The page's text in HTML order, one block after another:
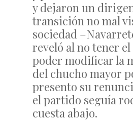
y dejaron un
transición no mal
sociedad
reveló al no tener
poder modificar la
del chucho mayor
presento su
el partido seguía
cuesta abajo.